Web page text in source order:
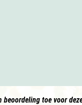
beoordeling toe voor